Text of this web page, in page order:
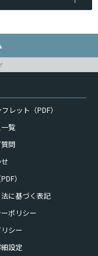
レット（PDF）
覧
問
）
に基づく表記
ポリシー
シー
設定